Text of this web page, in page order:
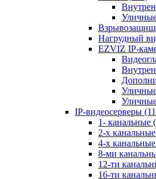
Нагрудный
EZVIZ IP-
IP-видеосерверы
1- канальные
2-х канальные
4-х канальные
8-ми
12-ти
16-ти